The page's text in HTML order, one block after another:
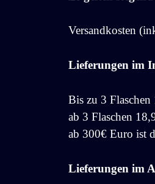
Versandkosten
Lieferungen im
Bis zu 3 Flaschen
ab 3 Flaschen
ab 300€ Euro ist
Lieferungen im